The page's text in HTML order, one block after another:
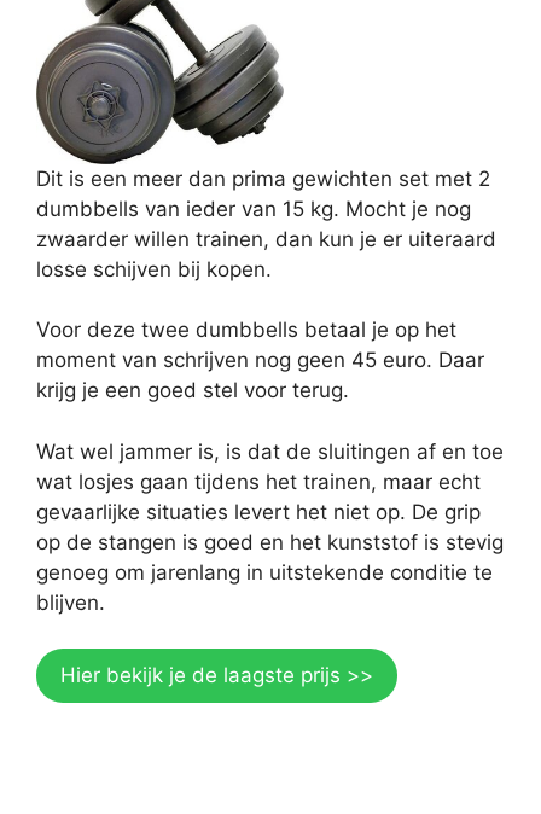
Dit is een meer dan prima gewichten set met 2
dumbbells van ieder van 15 kg. Mocht je nog
zwaarder willen trainen, dan kun je er uiteraard
losse schijven bij kopen.
Voor deze twee dumbbells betaal je op het
moment van schrijven nog geen 45 euro. Daar
krijg je een goed stel voor terug.
Wat wel jammer is, is dat de sluitingen af en toe
wat losjes gaan tijdens het trainen, maar echt
gevaarlijke situaties levert het niet op. De grip
op de stangen is goed en het kunststof is stevig
genoeg om jarenlang in uitstekende conditie te
blijven.
Hier bekijk je de laagste prijs >>